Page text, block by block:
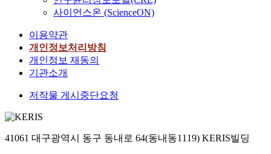
사이언스온 (ScienceON)
이용약관
개인정보처리방침
개인정보 재동의
기관소개
저작물 게시중단요청
41061 대구광역시 동구 동내로 64(동내동1119) KERIS빌딩